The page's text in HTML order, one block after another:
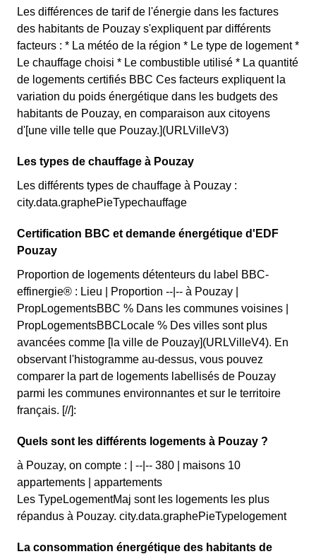
Les différences de tarif de l'énergie dans les factures
des habitants de Pouzay s'expliquent par différents
facteurs : * La météo de la région * Le type de logement *
Le chauffage choisi * Le combustible utilisé * La quantité
de logements certifiés BBC Ces facteurs expliquent la
variation du poids énergétique dans les budgets des
habitants de Pouzay, en comparaison aux citoyens
d'[une ville telle que Pouzay.](URLVilleV3)
Les types de chauffage à Pouzay
Les différents types de chauffage à Pouzay :
city.data.graphePieTypechauffage
Certification BBC et demande énergétique d'EDF
Pouzay
Proportion de logements détenteurs du label BBC-
effinergie® : Lieu | Proportion --|-- à Pouzay |
PropLogementsBBC % Dans les communes voisines |
PropLogementsBBCLocale % Des villes sont plus
avancées comme [la ville de Pouzay](URLVilleV4). En
observant l'histogramme au-dessus, vous pouvez
comparer la part de logements labellisés de Pouzay
parmi les communes environnantes et sur le territoire
français. [//]:
Quels sont les différents logements à Pouzay ?
à Pouzay, on compte : | --|-- 380 | maisons 10
appartements | appartements
Les TypeLogementMaj sont les logements les plus
répandus à Pouzay. city.data.graphePieTypelogement
La consommation énergétique des habitants de